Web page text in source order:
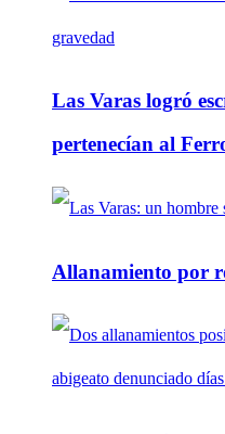
Las Varas logró
pertenecían al
Allanamiento por